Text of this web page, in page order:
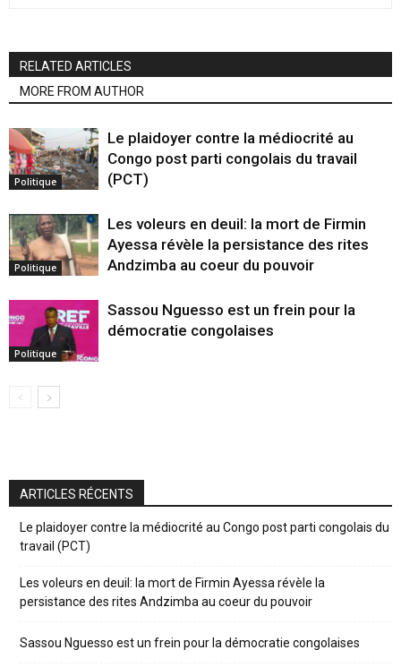
RELATED ARTICLES
MORE FROM AUTHOR
Politique
Le plaidoyer contre la médiocrité au
Congo post parti congolais du travail
(PCT)
Politique
Les voleurs en deuil: la mort de Firmin
Ayessa révèle la persistance des rites
Andzimba au coeur du pouvoir
Politique
Sassou Nguesso est un frein pour la
démocratie congolaises
ARTICLES RÉCENTS
Le plaidoyer contre la médiocrité au Congo post parti congolais du
travail (PCT)
Les voleurs en deuil: la mort de Firmin Ayessa révèle la
persistance des rites Andzimba au coeur du pouvoir
Sassou Nguesso est un frein pour la démocratie congolaises